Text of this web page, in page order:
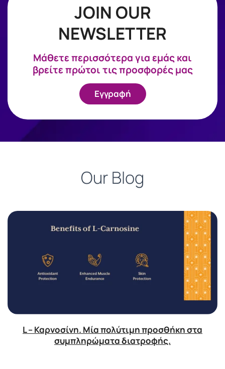
JOIN OUR
NEWSLETTER
Mάθετε περισσότερα για εμάς και
βρείτε πρώτοι τις προσφορές μας
Εγγραφή
Our Blog
L – Καρνοσίνη. Μία πολύτιμη προσθήκη στα
συμπληρώματα διατροφής.